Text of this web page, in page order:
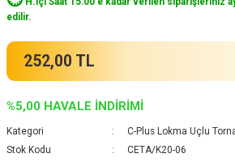
edilir.
252,00 TL
%5,00 HAVALE İNDİRİMİ
Kategori
C-Plus Lokma Uçlu
Stok Kodu
CETA/K20-06